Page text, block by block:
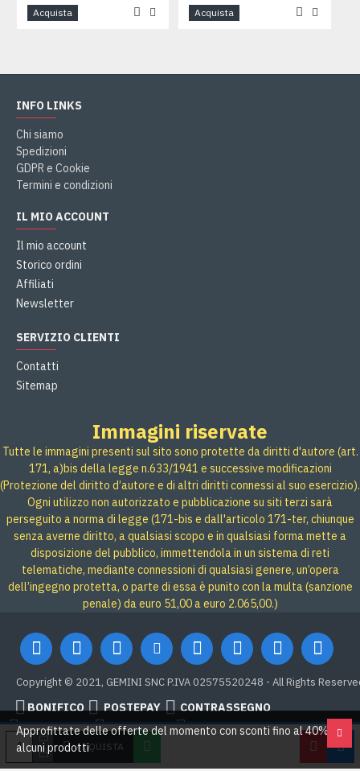
ACQUISTA
Acquista Acquista
INFO LINKS
Chi siamo
Spedizioni
GDPR e Cookie
Termini e condizioni
IL MIO ACCOUNT
Il mio account
Storico ordini
Affiliati
Newsletter
SERVIZIO CLIENTI
Contatti
Sitemap
Immagini riservate
Tutte le immagini presenti sul sito sono protette da diritti d'autore (art.
171, a)bis della legge n.633/1941 e successive modificazioni
(Protezione del diritto d’autore e di altri diritti connessi al suo esercizio).
Ogni utilizzo non autorizzato e pubblicazione su siti terzi sarà
perseguito a norma di legge (171-bis e dall'articolo 171-ter, chiunque
senza averne diritto, a qualsiasi scopo e in qualsiasi forma mette a
disposizione del pubblico, immettendola in un sistema di reti
telematiche, mediante connessioni di qualsiasi genere, un’opera
dell’ingegno protetta, o parte di essa è punito con la multa (sanzione
penale) da euro 51,00 a euro 2.065,00.)
Copyright © 2021, GEMINI SNC P.IVA 02575520248 - All Rights
BONIFICO POSTEPAY
CONTRASSEGNO
Credit card
Google Pay PAYPAL
Approfittate delle offerte del momento con sconti fino al 40% su
alcuni prodotti